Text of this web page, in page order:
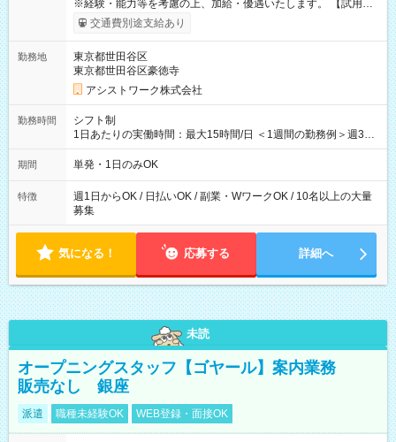
※経験・能力等を考慮の上、加給・優遇いたします。 【試用期
間】試用期間なし
交通費別途支給あり
勤務地
東京都世田谷区
東京都世田谷区豪徳寺
アシストワーク株式会社
勤務時間
シフト制
1日あたりの実働時間：最大15時間/日 ＜1週間の勤務例＞週3回
勤務 勤務：月・水・金 休み：火・木・土・日 好きな時にお仕事
可能です！ ※1日あたりの最大実働時間は日勤、夜勤共に勤務し
期間 単発・1日のみOK
特徴
週1日からOK / 日払いOK / 副業・WワークOK / 10名以上の大量
募集
気になる！ 応募する 詳細へ
未読
オープニングスタッフ【ゴヤール】案内業務
販売なし 銀座
派遣 職種未経験OK WEB登録・面接OK